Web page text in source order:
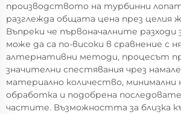
производството на турбинни
разглежда общата цена през целия
Въпреки че първоначалните
може да са по-високи в сравнение с
алтернативни методи, процесът
значителни спестявания чрез
материално количество, минимални
обработка и подобрена
частите. Възможността за близка